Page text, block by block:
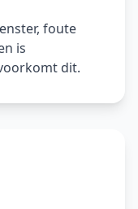
foute
is
dit.